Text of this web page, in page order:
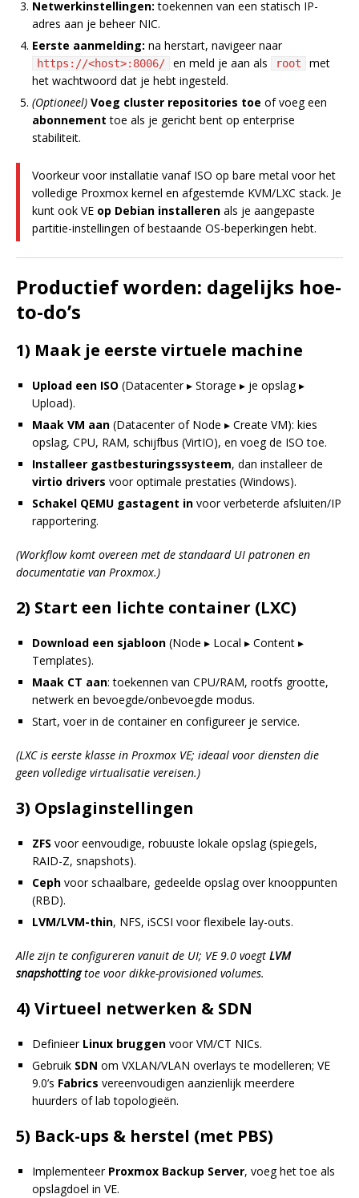
Netwerkinstellingen: toekennen van een statisch IP-
adres aan je beheer NIC.
Eerste aanmelding: na herstart, navigeer naar
https://<host>:8006/ en meld je aan als root
met
het wachtwoord dat je hebt ingesteld.
(Optioneel) Voeg cluster repositories toe of voeg een
abonnement toe als je gericht bent op enterprise
stabiliteit.
Voorkeur voor installatie vanaf ISO op bare metal voor het
volledige Proxmox kernel en afgestemde KVM/LXC stack. Je
kunt ook VE op Debian installeren als je aangepaste
partitie-instellingen of bestaande OS-beperkingen hebt.
Productief worden: dagelijks hoe-
to-do’s
1) Maak je eerste virtuele machine
Upload een ISO (Datacenter ▸ Storage ▸ je opslag ▸
Upload).
Maak VM aan (Datacenter of Node ▸ Create VM): kies
opslag, CPU, RAM, schijfbus (VirtIO), en voeg de ISO toe.
Installeer gastbesturingssysteem, dan installeer de
virtio drivers voor optimale prestaties (Windows).
Schakel QEMU gastagent in voor verbeterde afsluiten/IP
rapportering.
(Workflow komt overeen met de standaard UI patronen en
documentatie van Proxmox.)
2) Start een lichte container (LXC)
Download een sjabloon (Node ▸ Local ▸ Content ▸
Templates).
Maak CT aan: toekennen van CPU/RAM, rootfs grootte,
netwerk en bevoegde/onbevoegde modus.
Start, voer in de container en configureer je service.
(LXC is eerste klasse in Proxmox VE; ideaal voor diensten die
geen volledige virtualisatie vereisen.)
3) Opslaginstellingen
ZFS voor eenvoudige, robuuste lokale opslag (spiegels,
RAID-Z, snapshots).
Ceph voor schaalbare, gedeelde opslag over knooppunten
(RBD).
LVM/LVM-thin, NFS, iSCSI voor flexibele lay-outs.
Alle zijn te configureren vanuit de UI; VE 9.0 voegt LVM
snapshottingtoe voor dikke-provisioned volumes.
4) Virtueel netwerken & SDN
Definieer Linux bruggen voor VM/CT NICs.
Gebruik SDN om VXLAN/VLAN overlays te modelleren; VE
9.0’s Fabrics vereenvoudigen aanzienlijk meerdere
huurders of lab topologieën.
5) Back-ups & herstel (met PBS)
Implementeer Proxmox Backup Server, voeg het toe als
opslagdoel in VE.